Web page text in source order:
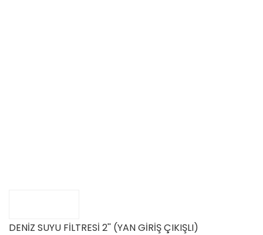
DENİZ SUYU FİLTRESİ 2'' (YAN GİRİŞ ÇIKIŞLI)